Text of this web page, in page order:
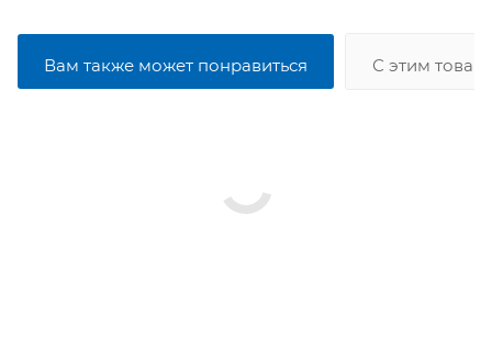
Вам также может понравиться С этим